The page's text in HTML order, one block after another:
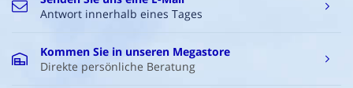
Antwort innerhalb eines Tages
Kommen Sie in unseren Megastore
Direkte persönliche Beratung